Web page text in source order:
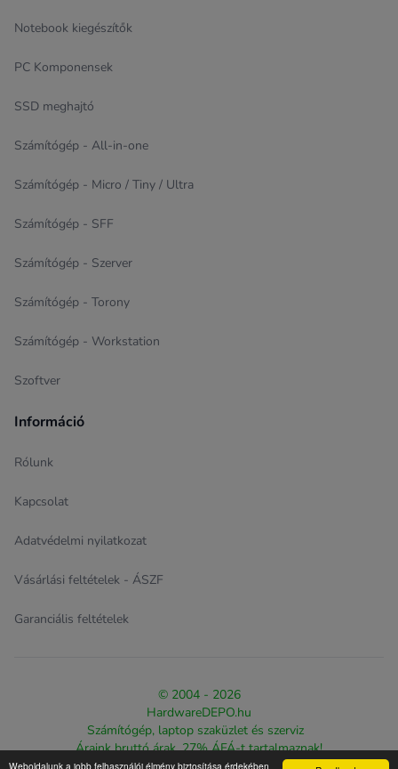
Weboldalunk a jobb felhasználói élmény biztosítása érdekében
Notebook kiegészítők
PC Komponensek
SSD meghajtó
Számítógép - All-in-one
Számítógép - Micro / Tiny / Ultra
Számítógép - SFF
Számítógép - Szerver
Számítógép - Torony
Számítógép - Workstation
Szoftver
Információ
Rólunk
Kapcsolat
Adatvédelmi nyilatkozat
Vásárlási feltételek - ÁSZF
Garanciális feltételek
© 2004 - 2026
HardwareDEPO.hu
Számítógép, laptop szaküzlet és szerviz
Áraink bruttó árak, 27% ÁFÁ-t tartalmaznak!